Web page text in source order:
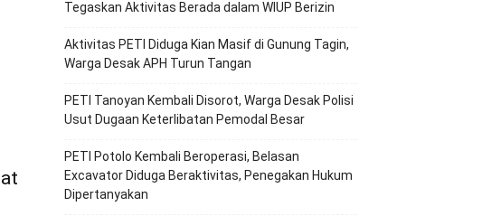
Tegaskan Aktivitas Berada dalam WIUP Berizin
Aktivitas PETI Diduga Kian Masif di Gunung Tagin,
Warga Desak APH Turun Tangan
PETI Tanoyan Kembali Disorot, Warga Desak Polisi
Usut Dugaan Keterlibatan Pemodal Besar
PETI Potolo Kembali Beroperasi, Belasan
Excavator Diduga Beraktivitas, Penegakan Hukum
Dipertanyakan